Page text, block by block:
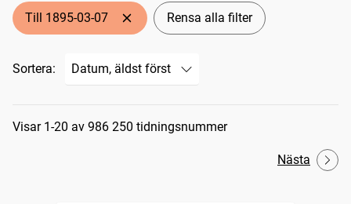
Till 1895-03-07 Rensa alla filter
Sortera:
Sökresultat
Visar 1-20 av 986 250 tidningsnummer
Nästa